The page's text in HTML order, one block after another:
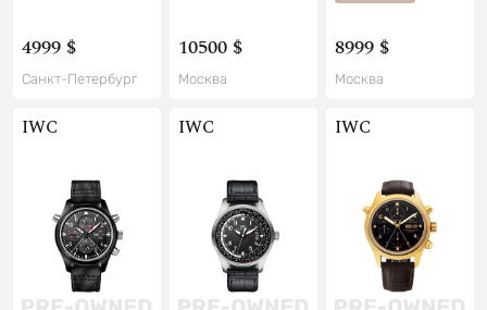
4999 $
Санкт-Петербург
10500 $
Москва
8999 $
Москва
IWC IWC IWC